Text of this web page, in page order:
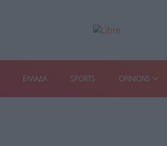
ΕΛΛΑΔΑ SPORTS OPINIONS